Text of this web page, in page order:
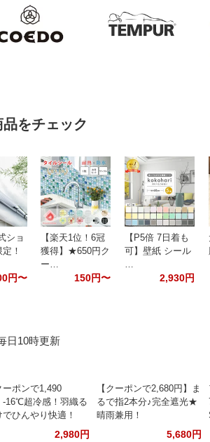
をチェック
ショ
！
円〜
【楽天1位！6冠
獲得】★650円ク
ー…
150円〜
【P5倍 7日着も
可】壁紙 シール
…
2,930円
日10時更新
ーポンで1,490
-16℃超冷感！羽織る
でひんやり快適！
2,980円
【クーポンで2,680円】ま
るで指2本分♪完全遮光★
晴雨兼用！
5,680円